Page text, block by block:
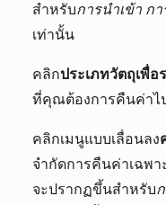
สำหรับการนำเข้า ก
เท่านั้น
คลิกประเภทวัตถุเพื่อ
ที่คุณต้องการคืนค่าไ
คลิกเมนูแบบเลื่อนลง
จำกัดการคืนค่าเฉพา
จะปรากฏขึ้นสำหรับ